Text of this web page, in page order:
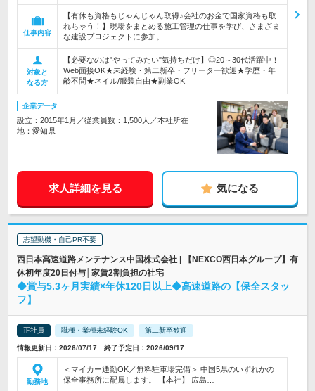
仕事内容
【有休も資格もじゃんじゃん取得♪会社のお金で国家資格も取
れちゃう！】現場をまとめる施工管理の仕事を学び、さまざま
な建設プロジェクトに参加。
対象と
なる方
【必要なのは"やってみたい"気持ちだけ】◎20～30代活躍中！
Web面接OK★未経験・第二新卒・フリーター歓迎★学歴・年
齢不問★ネイル/服装自由★副業OK
企業データ
設立：2015年1月／従業員数：1,500人／本社所在
地：愛知県
求人詳細を見る 気になる
志望動機・自己PR不要
西日本高速道路メンテナンス中国株式会社 | 【NEXCO西日本グループ】有
休初年度20日付与│家賃2割負担の社宅
◆賞与5.3ヶ月実績×年休120日以上◆高速道路の【保全スタッ
フ】
正社員 職種・業種未経験OK 第二新卒歓迎
情報更新日：2026/07/17 終了予定日：2026/09/17
勤務地
＜マイカー通勤OK／無料駐車場完備＞ 中国5県のいずれかの
保全事務所に配属します。 【本社】 広島…